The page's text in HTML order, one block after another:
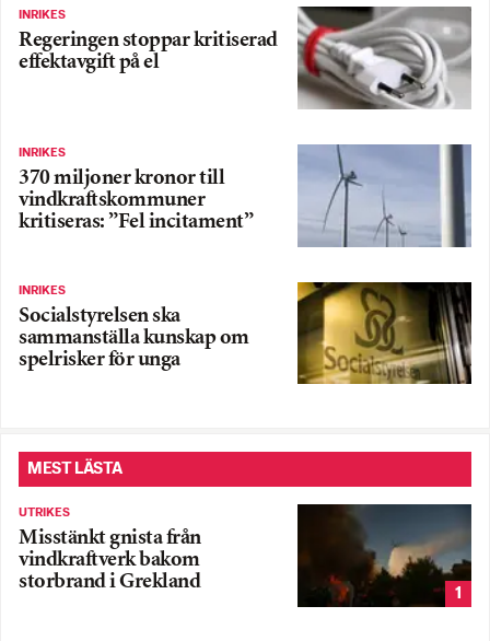
INRIKES
Regeringen stoppar kritiserad
effektavgift på el
INRIKES
370 miljoner kronor till
vindkraftskommuner
kritiseras: ”Fel incitament”
INRIKES
Socialstyrelsen ska
sammanställa kunskap om
spelrisker för unga
MEST LÄSTA
UTRIKES
Misstänkt gnista från
vindkraftverk bakom
storbrand i Grekland
1